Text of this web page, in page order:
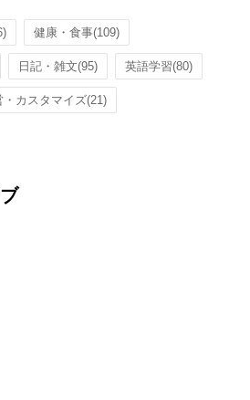
健康・食事(109)
日記・雑文(95) 英語学習(80)
・カスタマイズ(21)